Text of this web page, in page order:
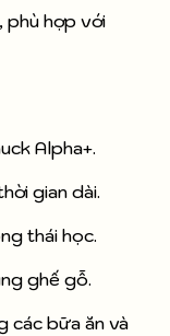
phù hợp với
Alpha+.
gian dài.
thái học.
ghế gỗ.
các bữa ăn và